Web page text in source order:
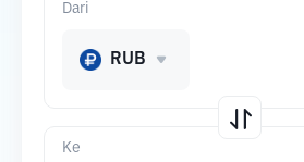
Ke
Dari
RUB